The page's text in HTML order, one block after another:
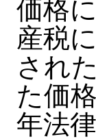
価格
産税
され
た価
年法